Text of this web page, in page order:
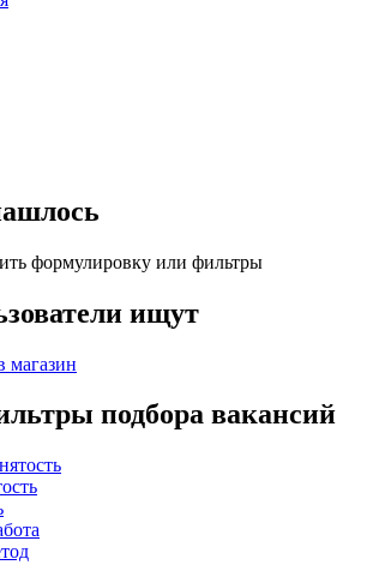
формулировку или фильтры
ищут
магазин
подбора вакансий